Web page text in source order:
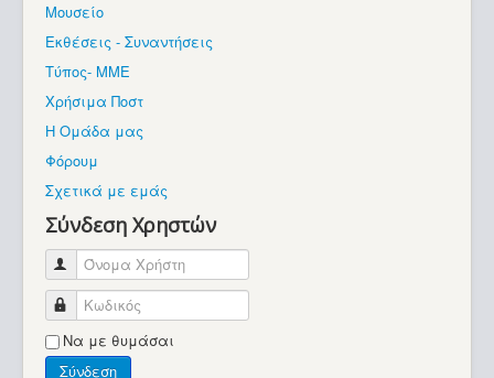
Βρίσκεστε εδώ:
Μουσείο
Εκθέσεις - Συναντήσεις
Τύπος- ΜΜΕ
Χρήσιμα Ποστ
Η Ομάδα μας
Φόρουμ
Σχετικά με εμάς
Σύνδεση Χρηστών
Όνομα Χρήστη
Κωδικός
Να με θυμάσαι
Σύνδεση